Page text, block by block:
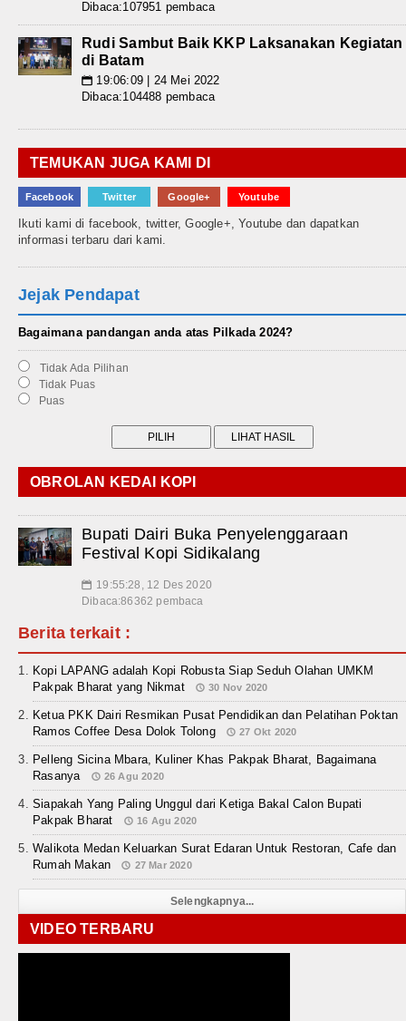
Dibaca:107951 pembaca
Rudi Sambut Baik KKP Laksanakan Kegiatan
di Batam
📅 19:06:09 | 24 Mei 2022
Dibaca:104488 pembaca
TEMUKAN JUGA KAMI DI
Facebook Twitter Google+ Youtube
Ikuti kami di facebook, twitter, Google+, Youtube dan dapatkan
informasi terbaru dari kami.
Jejak Pendapat
Bagaimana pandangan anda atas Pilkada 2024?
Tidak Ada Pilihan
Tidak Puas
Puas
OBROLAN KEDAI KOPI
Bupati Dairi Buka Penyelenggaraan
Festival Kopi Sidikalang
📅 19:55:28, 12 Des 2020
Dibaca:86362 pembaca
Berita terkait :
Kopi LAPANG adalah Kopi Robusta Siap Seduh Olahan UMKM
Pakpak Bharat yang Nikmat
30 Nov 2020
Ketua PKK Dairi Resmikan Pusat Pendidikan dan Pelatihan Poktan
Ramos Coffee Desa Dolok Tolong
27 Okt 2020
Pelleng Sicina Mbara, Kuliner Khas Pakpak Bharat, Bagaimana
Rasanya
26 Agu 2020
Siapakah Yang Paling Unggul dari Ketiga Bakal Calon Bupati
Pakpak Bharat
16 Agu 2020
Walikota Medan Keluarkan Surat Edaran Untuk Restoran, Cafe dan
Rumah Makan
27 Mar 2020
Selengkapnya...
VIDEO TERBARU